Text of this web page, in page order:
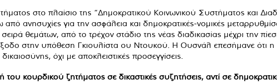
στο πλαίσιο της “Δημοκρατικού Κοινωνικού Συστήματος και
ανησυχίες για την ασφάλεια και δημοκρατικές-νομικές
θεμάτων, από το τρέχον στάδιο της νέας διαδικασίας μέχρι την
στην υπόθεση Γκιουλίστα ου Ντουκού. Η Ουσνάλ επεσήμανε ότι
όχι με αποκλειστικές προσεγγίσεις.
κουρδικού ζητήματος σε δικαστικές συζητήσεις, αντί σε